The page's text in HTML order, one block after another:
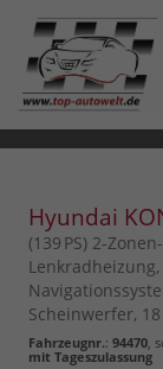
Hyundai
(139 PS) 2-
Scheinwerfer,
Fahrzeugnr.: 94470
mit Tageszulassung